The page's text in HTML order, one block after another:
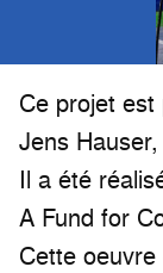
Ce projet
Jens
Il a été
A Fund for
Cette